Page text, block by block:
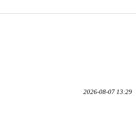
2026-08-07 13:29